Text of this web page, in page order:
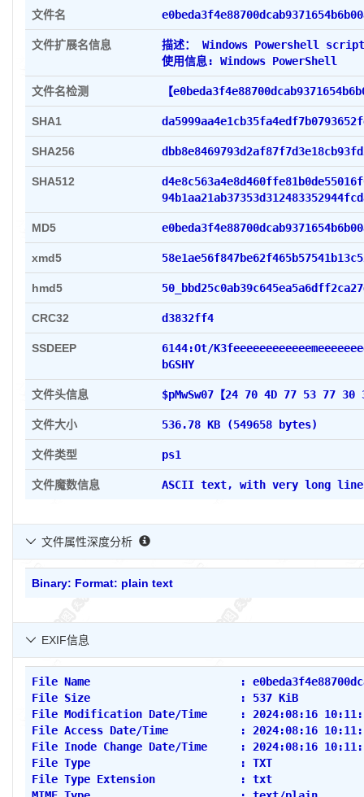
文件名
文件扩展名信息
描述： Windows Powershell script
使用信息: Windows PowerShell
文件名检测 【
SHA1
SHA256
SHA512
MD5
xmd5
hmd5
CRC32 d3832ff4
SSDEEP
6144:Ot/
bGSHY
文件头信息 $pMwSw07【24 70 4D 77 53 77 30
文件大小 536.78 KB (549658 bytes)
文件类型 ps1
文件魔数信息 ASCII text, with very long
文件属性深度分析

Binary: Format: plain text
EXIF信息

File Name                       :
File Size                       : 537 KiB
File Modification Date/Time     : 2024:08:16
File Access Date/Time           : 2024:08:16
File Inode Change Date/Time     : 2024:08:16
File Type                       : TXT
File Type Extension             : txt